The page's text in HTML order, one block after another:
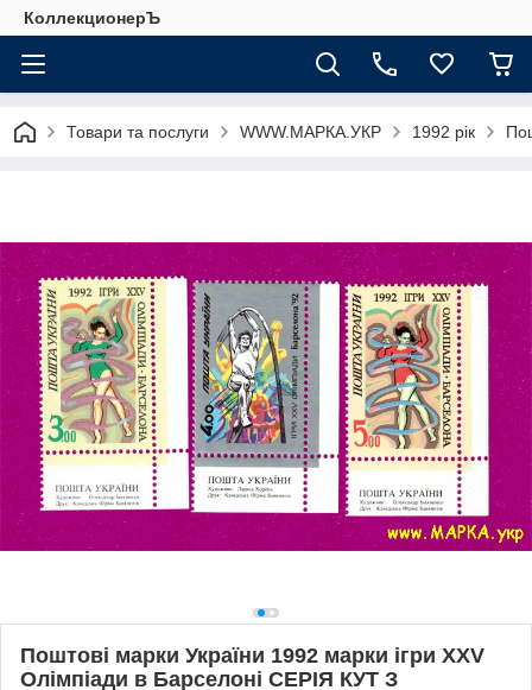
КоллекционерЪ
Товари та послуги WWW.МАРКА.УКР 1992 рік
Поштові марки України 1992 марки ігри XXV
Олімпіади в Барселоні СЕРІЯ КУТ З